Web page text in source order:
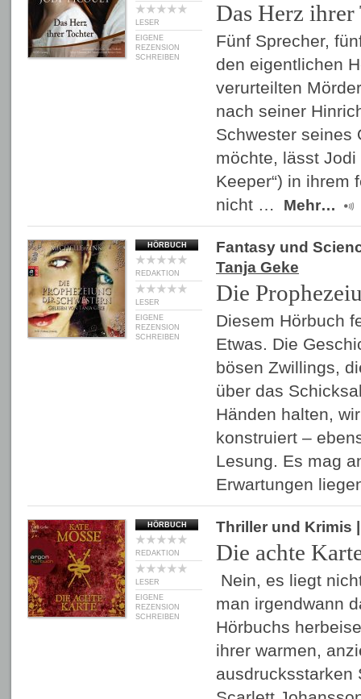
LESER
EIGENE
REZENSION
SCHREIBEN
Das Herz ihrer
Fünf Sprecher,
den eigentlichen
verurteilten
nach seiner
Schwester seines
möchte, lässt Jodi
Keeper“) in ihrem
nicht …
Mehr…
HÖRBUCH
REDAKTION
LESER
EIGENE
REZENSION
SCHREIBEN
Fantasy und
Tanja Geke
Die
Diesem Hörbuch
Etwas. Die
bösen Zwillings,
über das
Händen halten,
konstruiert –
Lesung. Es mag
Erwartungen
HÖRBUCH
REDAKTION
LESER
EIGENE
REZENSION
SCHREIBEN
Thriller und Krimis
Die achte
Nein, es liegt
man irgendwann
Hörbuchs
ihrer warmen,
ausdrucksstarken